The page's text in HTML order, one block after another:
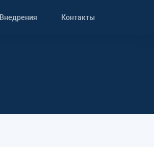
Внедрения Контакты